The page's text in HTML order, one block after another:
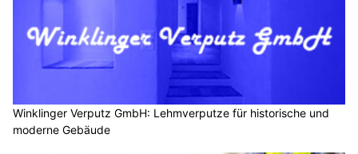
Winklinger Verputz GmbH: Lehmverputze für historische und
moderne Gebäude